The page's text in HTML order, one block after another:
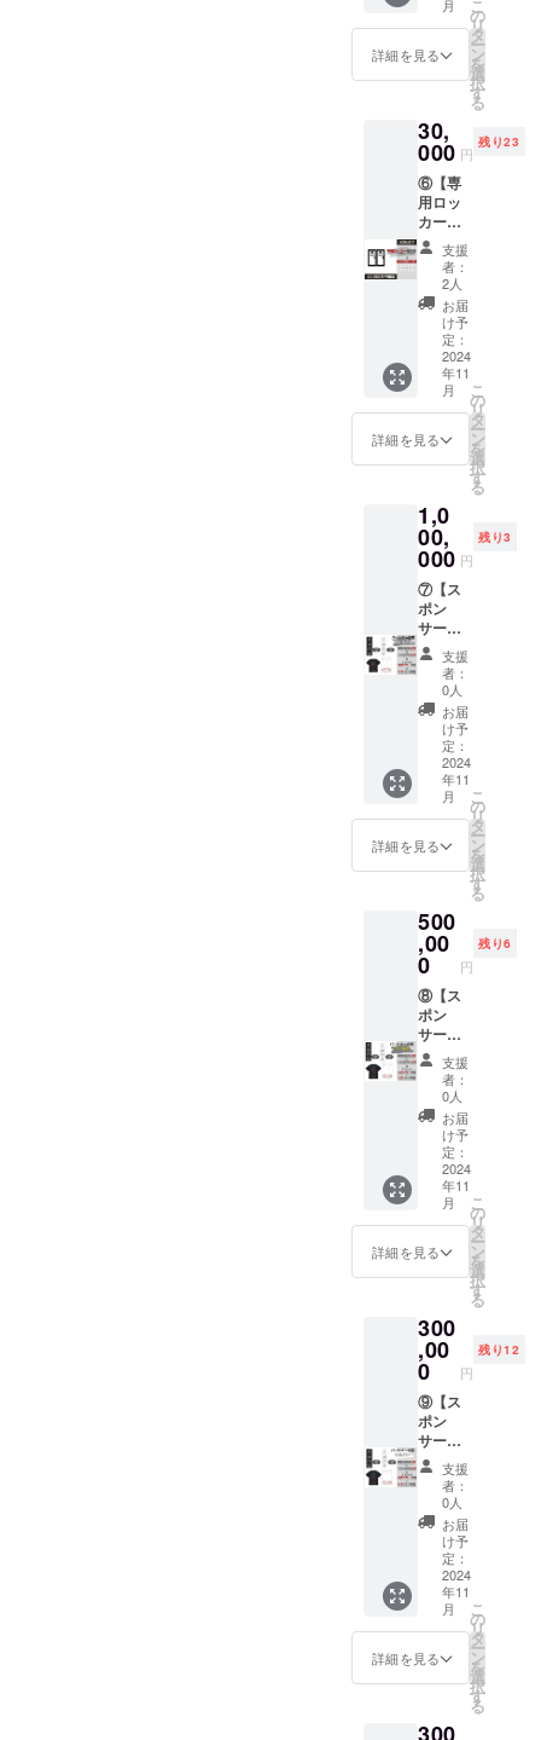
事項」
・パブ
リック
枚につ
き４名
様まで
利用可
能 ・現
金への
交換不
可 ・紛
失の際
は再発
行不可
をご利
用でき
ます。
ンド
オープ
ンから1
年間
「予約
方法」
・個室
予約シ
ステム
より事
前予約
が必要
です。
「注意
事項」
・パブ
リック
枚につ
き４名
様まで
利用可
能 ・現
金への
交換不
可 ・紛
失の際
は再発
行不可
方も利
用可。
プレゼ
ント利
用もオ
メ！
※12回分
の利用
券が
30％オ
フとな
りま
す。
※12枚バ
ブリッ
ク利用
券を送
らせて
いただ
きま
す。
「利用
～
CLOSE
（120
分）
「サー
ビス内
容」 ・
チケッ
トと引
き換え
でパブ
リック
をご利
用でき
ます。
「有効
期限」
・グラ
年間
「注意
事項」
・パブ
リック
は男性
専用 ・
本券１
枚につ
き１名
様まで
利用可
能 ・現
金への
交換不
可 ・紛
失の際
は再発
不可
月
詳細を見る
こ
の
リ
タ
ー
ン
を
選
択
す
る
30,
000 円
残り23
⑥【専
用ロッ
カー使
用権】
・有効
期間：
グラン
ドオー
プンか
ら1年間
【パブ
リック
120分利
用券×5
枚】
「利用
間」 ・
OPEN
～
CLOSE
（120
分）
「サー
ビス内
容」 ・
チケッ
トと引
き換え
でパブ
リック
をご利
用でき
ます。
「有効
期限」
・グラ
オープ
ンから1
年間
「注意
事項」
・パブ
リック
は男性
専用 ・
本券１
枚につ
き１名
様まで
利用可
能 ・現
金への
交換不
可 ・紛
失の際
は再発
・個室
は使用
不可
支援
者：
2人
お届
け予
定：
2024
年11
月
詳細を見る
こ
の
リ
タ
ー
ン
を
選
択
す
る
1,0
00,
000 円
残り3
⑦【ス
ポン
サー特
典】
1.Tシャ
ツ背面
掲載（1
年間）
2.ＨP
ロゴ掲
載（1年
間）
3.個室
120分利
用券 20
枚 4.
リック
120分利
用券
200枚
【Tシャ
ツ背面
掲載＆
ＨPロゴ
掲載】
・掲載
期間：
グラン
ドオー
プンか
ら1年間
掲載 ・
掲載方
法：会
社ロゴ
掲載※白
の一色
となり
ます。
・連絡
方法：
詳細は
メール
にてご
連絡い
たしま
す。
【個室
120分利
用券】
※ご本人
以外の
方も利
用可。
プレゼ
ント利
スス
支援
者：
0人
お届
け予
定：
2024
年11
月
詳細を見る
こ
の
リ
タ
ー
ン
を
選
択
す
る
500
,00
0 円
残り6
⑧【ス
ポン
サー特
典】
1.Tシャ
ツ背面
掲載（1
年間）
2.ＨP
ロゴ掲
載（1年
間）
3.個室
120分利
用券 10
枚 4.
リック
120分利
用券
100枚
【Tシャ
ツ背面
掲載＆
ＨPロゴ
掲載】
・掲載
期間：
グラン
ドオー
プンか
ら1年間
掲載 ・
掲載方
法：会
社ロゴ
掲載※白
の一色
支援
者：
0人
お届
け予
定：
2024
年11
月
詳細を見る
こ
の
リ
タ
ー
ン
を
選
択
す
る
300
,00
0 円
残り12
⑨【ス
ポン
サー特
典】
1.Tシャ
ツ背面
掲載（1
年間）
2.ＨP
ロゴ掲
載（1年
間）
3.個室
120分利
用券 5
枚 4.
リック
支援
者：
0人
お届
け予
定：
2024
年11
月
詳細を見る
こ
の
リ
タ
ー
ン
を
選
択
す
る